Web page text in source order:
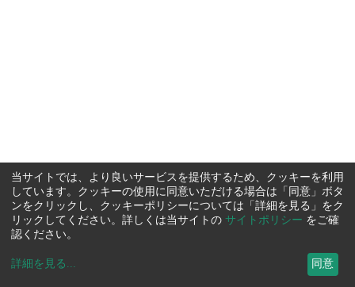
当サイトでは、より良いサービスを提供するため、クッキーを利用
しています。クッキーの使用に同意いただける場合は「同意」ボタ
ンをクリックし、クッキーポリシーについては「詳細を見る」をク
リックしてください。詳しくは当サイトの サイトポリシー をご確
認ください。
詳細を見る ... 同意